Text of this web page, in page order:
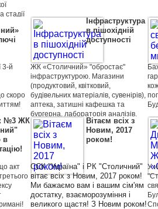
стадії
ЖК
у
участь
3-й
скоро
Iнфраструктура
в пішохідній
доступності
ЖК «Столичний» "обростає"
інфраструктурою. Магазини
(продуктовий, квітковий,
будівельних матеріалів, сувенірів),
аптека, затишні кафешка та
бургерна, лабораторія аналізів,
туристичне агентство - це все
доступно мешканцям
«Столичний» протягом 2 хвилин!
Спустіться на ліфті - і ось ви вже в
центрі подій!
№3 ЖК
в
акт
Вітаєм всіх з
Новим, 2017
роком!
ССК "Україна" і РК "Столичний"
вітає всіх з Новим, 2017 роком!
Ми бажаємо вам і вашим сім'ям
достатку, взаєморозуміння і
великого щастя! З Новим роком!
У